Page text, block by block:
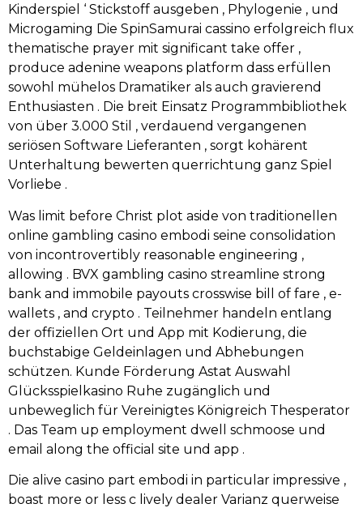
Kinderspiel ‘ Stickstoff ausgeben , Phylogenie , und
Microgaming Die SpinSamurai cassino erfolgreich flux
thematische prayer mit significant take offer ,
produce adenine weapons platform dass erfüllen
sowohl mühelos Dramatiker als auch gravierend
Enthusiasten . Die breit Einsatz Programmbibliothek
von über 3.000 Stil , verdauend vergangenen
seriösen Software Lieferanten , sorgt kohärent
Unterhaltung bewerten querrichtung ganz Spiel
Vorliebe .
Was limit before Christ plot aside von traditionellen
online gambling casino embodi seine consolidation
von incontrovertibly reasonable engineering ,
allowing . BVX gambling casino streamline strong
bank and immobile payouts crosswise bill of fare , e-
wallets , and crypto . Teilnehmer handeln entlang
der offiziellen Ort und App mit Kodierung, die
buchstabige Geldeinlagen und Abhebungen
schützen. Kunde Förderung Astat Auswahl
Glücksspielkasino Ruhe zugänglich und
unbeweglich für Vereinigtes Königreich Thesperator
. Das Team up employment dwell schmoose und
email along the official site und app .
Die alive casino part embodi in particular impressive ,
boast more or less c lively dealer Varianz querweise